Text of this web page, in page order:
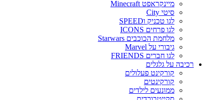
מיינקראפט Minecraft
סיטי City
לגו טכניק וSPEED
לגו פרחים ICONS
מלחמת הכוכבים Starwars
גיבורי על Marvel
לגו חברים FRIENDS
רכיבה על גלגלים
קורקינט פעלולים
קורקינטים
ממונעים לילדים